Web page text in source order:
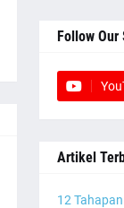
Follow Our
Artikel
12